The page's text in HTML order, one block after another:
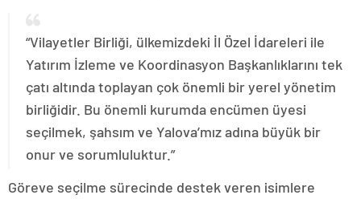
“Vilayetler Birliği, ülkemizdeki İl Özel İdareleri ile
Yatırım İzleme ve Koordinasyon Başkanlıklarını tek
çatı altında toplayan çok önemli bir yerel yönetim
birliğidir. Bu önemli kurumda encümen üyesi
seçilmek, şahsım ve Yalova’mız adına büyük bir
onur ve sorumluluktur.”
Göreve seçilme sürecinde destek veren isimlere